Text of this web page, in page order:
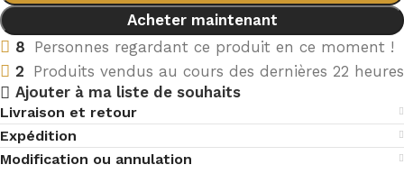
Acheter maintenant
8 Personnes regardant ce produit en ce moment !
2 Produits vendus au cours des dernières 22 heures
Ajouter à ma liste de souhaits
Livraison et retour
Expédition
Modification ou annulation